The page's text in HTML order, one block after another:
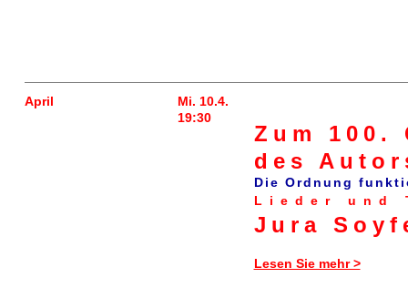
April
Mi. 10.4.
19:30
Zum 100.
des
Die Ordnung
Lieder und
Jura
Lesen Sie mehr >